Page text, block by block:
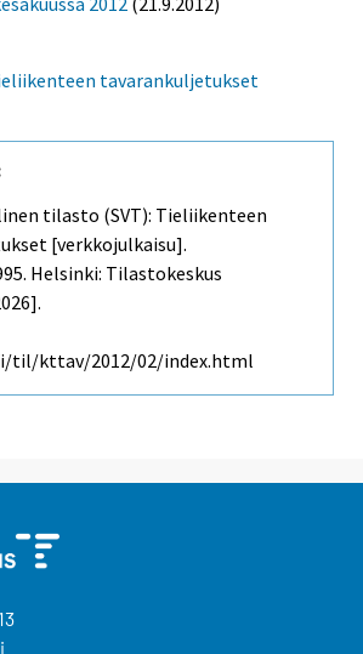
tavarankuljetukset
tilasto (SVT): Tieliikenteen
[verkkojulkaisu].
Helsinki: Tilastokeskus
til/kttav/2012/02/index.html
13